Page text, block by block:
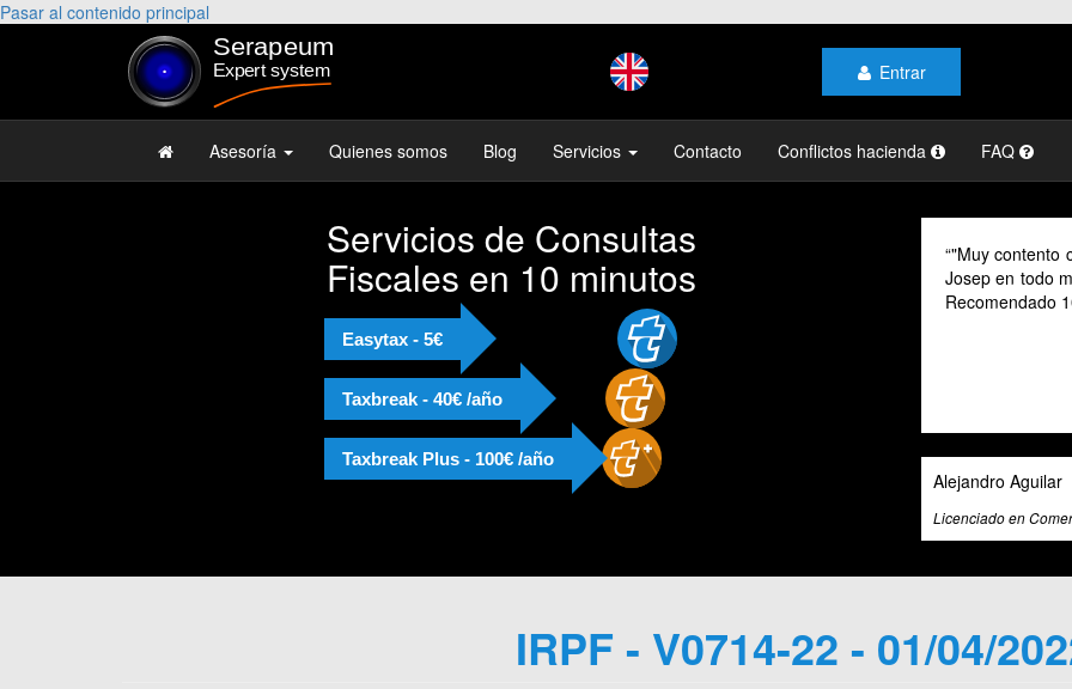
Pasar al contenido principal
Entrar
Asesoría Quienes somos Blog Servicios Contacto Conflictos hacienda FAQ
Servicios de Consultas
Fiscales en 10 minutos
Easytax - 5€
Taxbreak - 40€ /año
Taxbreak Plus - 100€ /año
"Muy contento con el profesionalismo y la atención de
Josep en todo momento, mi gestoría y la de mi familia.
Alejandro Aguilar
IRPF - V0714-22 - 01/04/